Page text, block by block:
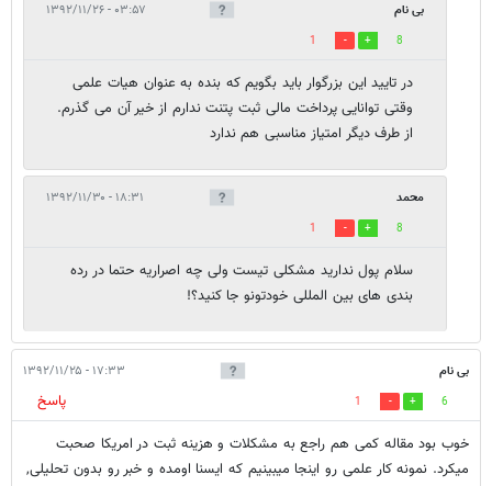
بی نام ۰۳:۵۷ - ۱۳۹۲/۱۱/۲۶
8
1
در تایید این بزرگوار باید بگویم که بنده به عنوان هیات علمی
وقتی توانایی پرداخت مالی ثبت پتنت ندارم از خیر آن می گذرم.
از طرف دیگر امتیاز مناسبی هم ندارد
محمد ۱۸:۳۱ - ۱۳۹۲/۱۱/۳۰
8
1
سلام پول ندارید مشکلی تیست ولی چه اصراریه حتما در رده
بندی های بین المللی خودتونو جا کنید؟!
بی نام ۱۷:۳۳ - ۱۳۹۲/۱۱/۲۵
6
1
پاسخ
خوب بود مقاله کمی هم راجع به مشکلات و هزینه ثبت در امریکا صحبت
میکرد. نمونه کار علمی رو اینجا میبینیم که ایسنا اومده و خبر رو بدون تحلیلی,